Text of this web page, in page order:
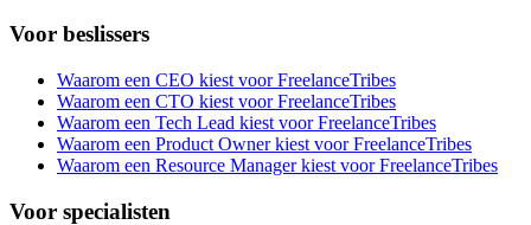
Voor beslissers
Waarom een CEO kiest voor FreelanceTribes
Waarom een CTO kiest voor FreelanceTribes
Waarom een Tech Lead kiest voor FreelanceTribes
Waarom een Product Owner kiest voor FreelanceTribes
Waarom een Resource Manager kiest voor FreelanceTribes
Voor specialisten